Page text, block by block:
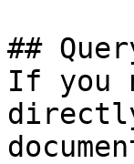
##
If you